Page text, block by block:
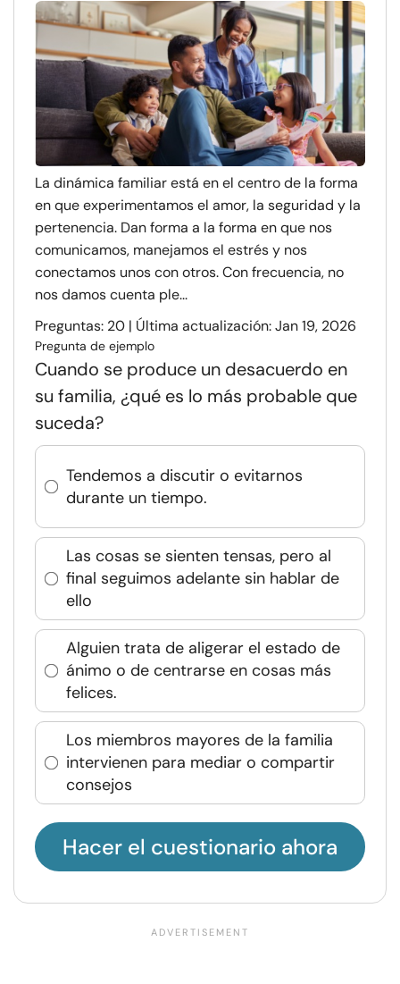
La dinámica familiar está en el centro de la forma
en que experimentamos el amor, la seguridad y la
pertenencia. Dan forma a la forma en que nos
comunicamos, manejamos el estrés y nos
conectamos unos con otros. Con frecuencia, no
nos damos cuenta ple...
Preguntas: 20 | Última actualización: Jan 19, 2026
Pregunta de ejemplo
Cuando se produce un desacuerdo en
su familia, ¿qué es lo más probable que
suceda?
Tendemos a discutir o evitarnos
durante un tiempo.
Las cosas se sienten tensas, pero al
final seguimos adelante sin hablar de
ello
Alguien trata de aligerar el estado de
ánimo o de centrarse en cosas más
felices.
Los miembros mayores de la familia
intervienen para mediar o compartir
consejos
Hacer el cuestionario ahora